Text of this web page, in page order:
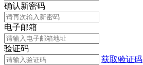
确认新密码
电子邮箱
验证码
获取验证码